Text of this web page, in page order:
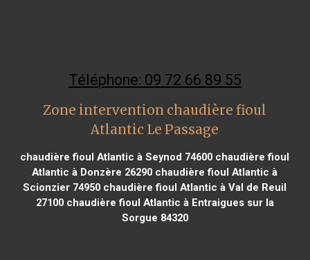
Téléphone: 09 72 66 89 55
Zone intervention chaudière fioul
Atlantic Le Passage
chaudière fioul Atlantic à Seynod 74600 chaudière fioul
Atlantic à Donzère 26290 chaudière fioul Atlantic à
Scionzier 74950 chaudière fioul Atlantic à Val de Reuil
27100chaudière fioul Atlantic à Entraigues sur la
Sorgue 84320